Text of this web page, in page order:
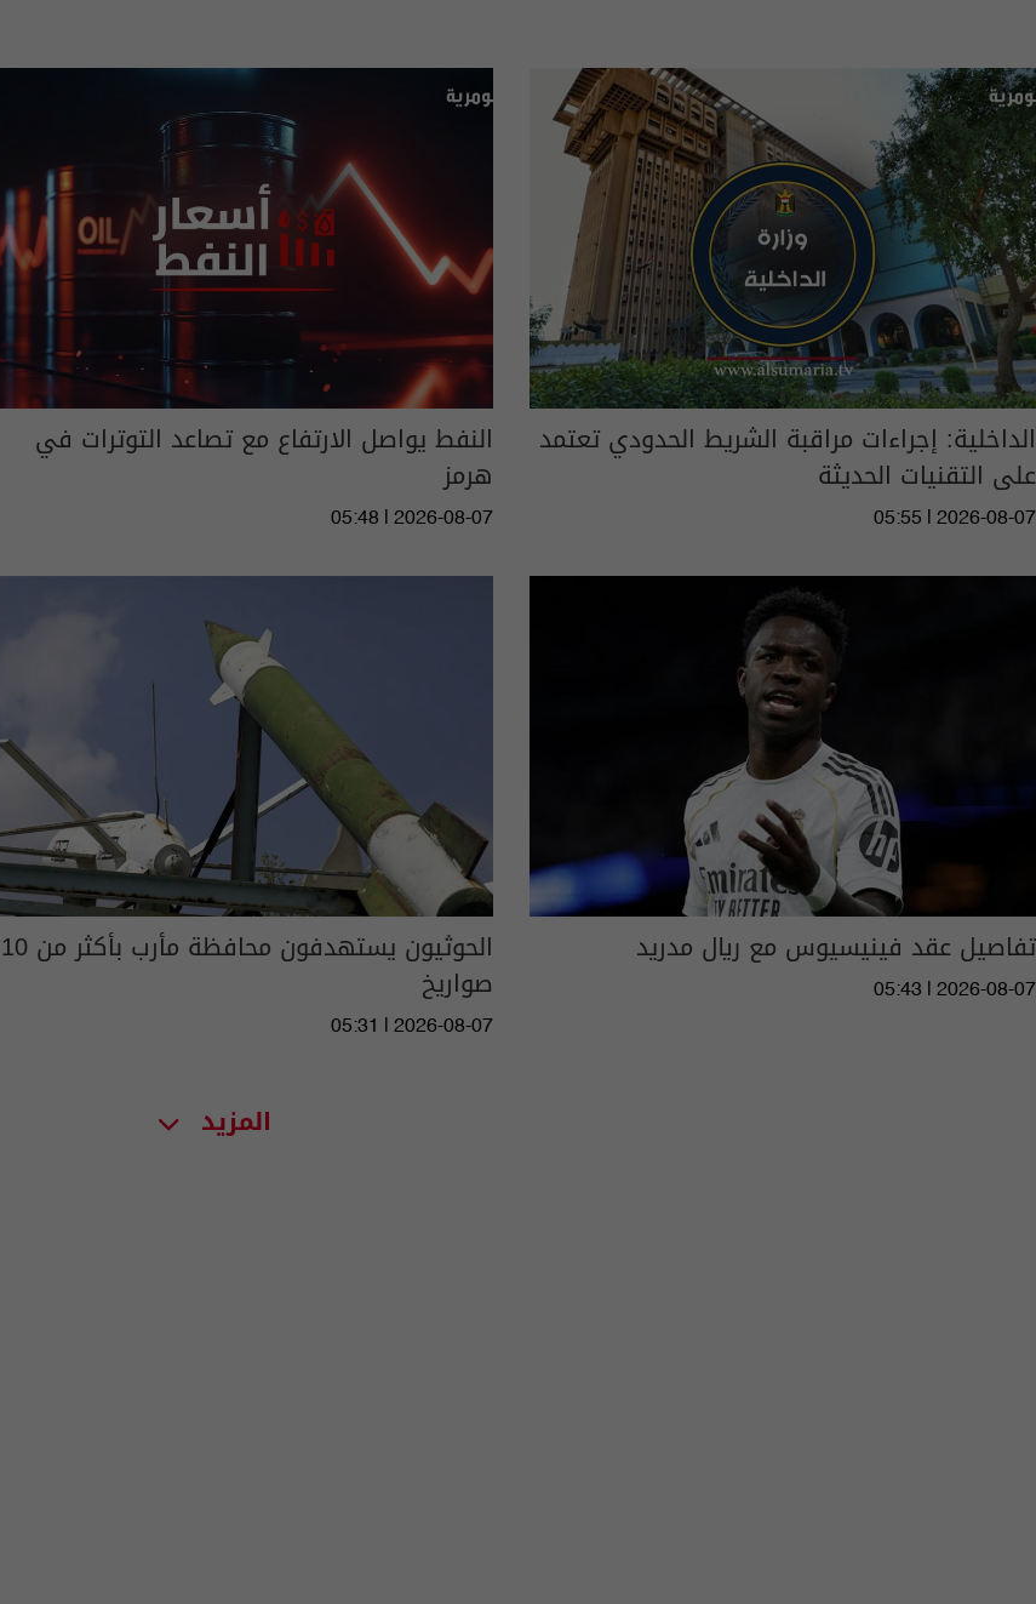
الداخلية: إجراءات مراقبة الشريط الحدودي تعتمد
على التقنيات الحديثة
05:55 | 2026-08-07
النفط يواصل الارتفاع مع تصاعد التوترات في
هرمز
05:48 | 2026-08-07
تفاصيل عقد فينيسيوس مع ريال مدريد
05:43 | 2026-08-07
الحوثيون يستهدفون محافظة مأرب بأكثر من 10
صواريخ
05:31 | 2026-08-07
المزيد